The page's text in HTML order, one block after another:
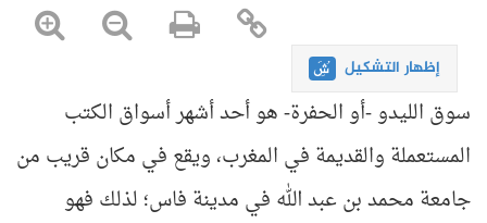
إظهار التشكيل
سوق الليدو -أو الحفرة- هو أحد أشهر أسواق الكتب
المستعملة والقديمة في المغرب، ويقع في مكان قريب من
جامعة محمد بن عبد الله في مدينة فاس؛ لذلك فهو